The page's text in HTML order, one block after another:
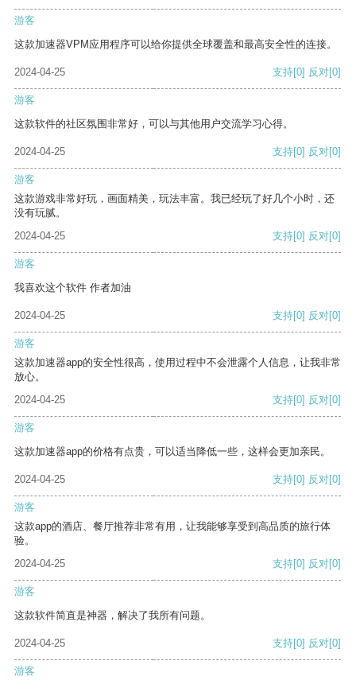
游客
这款加速器VPM应用程序可以给你提供全球覆盖和最高安全性的连接。
2024-04-25 支持[0] 反对[0]
游客
这款软件的社区氛围非常好，可以与其他用户交流学习心得。
2024-04-25 支持[0] 反对[0]
游客
这款游戏非常好玩，画面精美，玩法丰富。我已经玩了好几个小时，还
没有玩腻。
2024-04-25
支持[0] 反对[0]
游客
我喜欢这个软件 作者加油
2024-04-25 支持[0] 反对[0]
游客
这款加速器app的安全性很高，使用过程中不会泄露个人信息，让我非常
放心。
2024-04-25
支持[0] 反对[0]
游客
这款加速器app的价格有点贵，可以适当降低一些，这样会更加亲民。
2024-04-25 支持[0] 反对[0]
游客
这款app的酒店、餐厅推荐非常有用，让我能够享受到高品质的旅行体
验。
2024-04-25
支持[0] 反对[0]
游客
这款软件简直是神器，解决了我所有问题。
2024-04-25 支持[0] 反对[0]
游客